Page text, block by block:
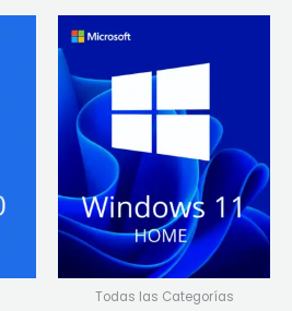
Todas las Categorías